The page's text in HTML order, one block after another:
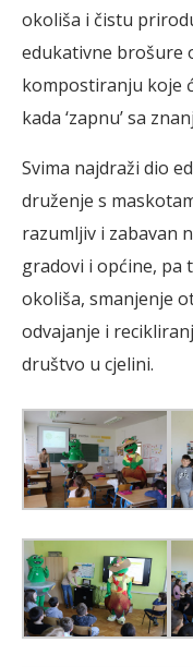
okoliša i čistu
edukativne brošure
kompostiranju koje
kada ‘zapnu’ sa
Svima najdraži dio
druženje s
razumljiv i zabavan
gradovi i općine, pa
okoliša, smanjenje
odvajanje i
društvo u cjelini.